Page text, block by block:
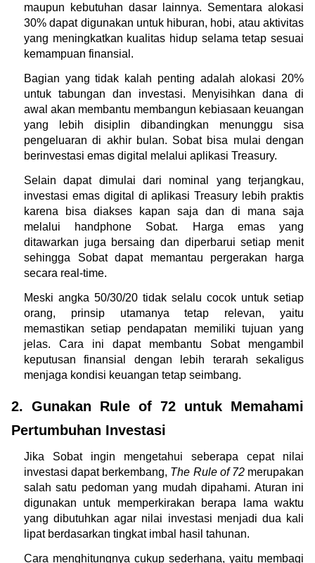
maupun kebutuhan dasar lainnya. Sementara alokasi
30% dapat digunakan untuk hiburan, hobi, atau aktivitas
yang meningkatkan kualitas hidup selama tetap sesuai
kemampuan finansial.
Bagian yang tidak kalah penting adalah alokasi 20%
untuk tabungan dan investasi. Menyisihkan dana di
awal akan membantu membangun kebiasaan keuangan
yang lebih disiplin dibandingkan menunggu sisa
pengeluaran di akhir bulan. Sobat bisa mulai dengan
berinvestasi emas digital melalui aplikasi Treasury.
Selain dapat dimulai dari nominal yang terjangkau,
investasi emas digital di aplikasi Treasury lebih praktis
karena bisa diakses kapan saja dan di mana saja
melalui handphone Sobat. Harga emas yang
ditawarkan juga bersaing dan diperbarui setiap menit
sehingga Sobat dapat memantau pergerakan harga
secara real-time.
Meski angka 50/30/20 tidak selalu cocok untuk setiap
orang, prinsip utamanya tetap relevan, yaitu
memastikan setiap pendapatan memiliki tujuan yang
jelas. Cara ini dapat membantu Sobat mengambil
keputusan finansial dengan lebih terarah sekaligus
menjaga kondisi keuangan tetap seimbang.
2. Gunakan Rule of 72 untuk Memahami
Pertumbuhan Investasi
Jika Sobat ingin mengetahui seberapa cepat nilai
investasi dapat berkembang, The Rule of 72 merupakan
salah satu pedoman yang mudah dipahami. Aturan ini
digunakan untuk memperkirakan berapa lama waktu
yang dibutuhkan agar nilai investasi menjadi dua kali
lipat berdasarkan tingkat imbal hasil tahunan.
Cara menghitungnya cukup sederhana, yaitu membagi